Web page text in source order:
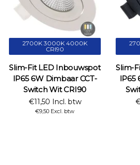
2700K 3000K 4000K
CRI90
Slim-Fit LED Inbouwspot
IP65 6W Dimbaar CCT-
Switch Wit CRI90
€11,50 Incl. btw
€9,50 Excl. btw
Slim-
IP65